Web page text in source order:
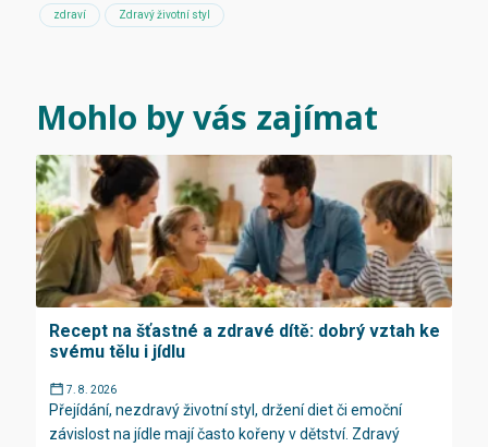
zdraví Zdravý životní styl
Mohlo by vás zajímat
Recept na šťastné a zdravé dítě: dobrý vztah ke
svému tělu i jídlu
7. 8. 2026
Přejídání, nezdravý životní styl, držení diet či emoční
závislost na jídle mají často kořeny v dětství. Zdravý